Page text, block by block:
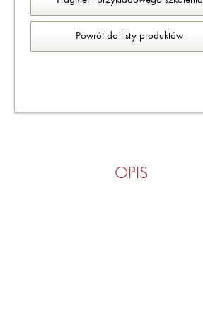
Powrót do listy produktów
OPIS